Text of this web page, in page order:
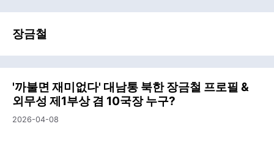
장금철
'까불면 재미없다' 대남통 북한 장금철 프로필 &
외무성 제1부상 겸 10국장 누구?
2026-04-08